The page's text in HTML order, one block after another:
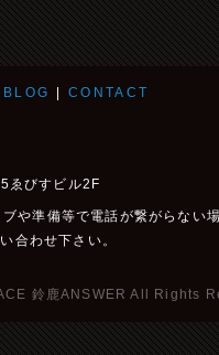
BLOG CONTACT
ゑびすビル2F
や準備等で電話が繋がらない
合わせ下さい。
鈴鹿ANSWER All Rights